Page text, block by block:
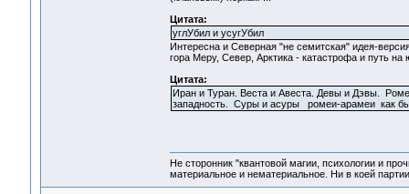
Цитата:
углУбил и усугУбил
Интересна и Северная "не семитская" идея-
гора Меру, Север, Арктика - катастрофа и
Цитата:
Иран и Туран. Веста и Авеста. Девы и Дэвы.
западность. Суры и асуры ромеи-арамеи как
Не сторонник "квантовой магии, психологии и
материальное и нематериальное. Ни в коей